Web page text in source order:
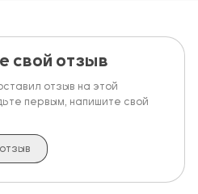
свой отзыв
отзыв на этой
первым, напишите свой